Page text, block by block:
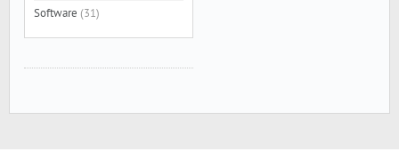
Software (31)